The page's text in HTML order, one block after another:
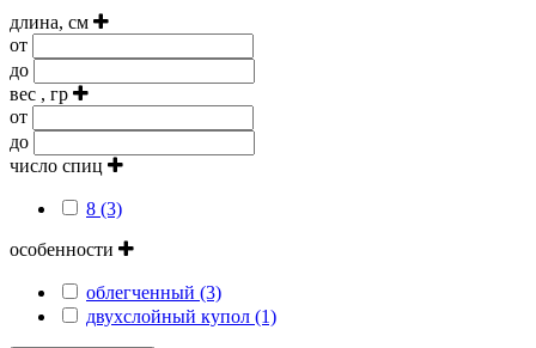
длина, см
от
до
вес , гр
от
до
число спиц
8 (3)
особенности
облегченный (3)
двухслойный купол (1)